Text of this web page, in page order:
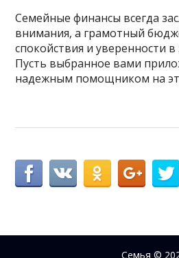
Семейные финансы всегда
внимания, а грамотный
спокойствия и уверенности
Пусть выбранное вами
надежным помощником на
Семья ©